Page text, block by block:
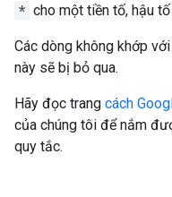
* cho một tiền tố, hậu
Các dòng không khớp
này sẽ bị bỏ qua.
Hãy đọc trang cách
của chúng tôi để nắm
quy tắc.